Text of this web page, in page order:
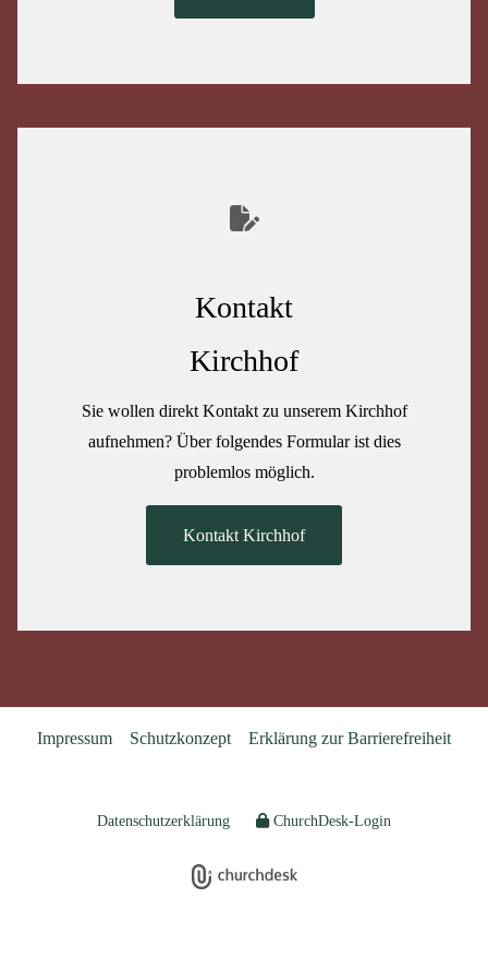
Kontakt
Kirchhof
Sie wollen direkt Kontakt zu unserem Kirchhof
aufnehmen? Über folgendes Formular ist dies
problemlos möglich.
Kontakt Kirchhof
Impressum Schutzkonzept Erklärung zur Barrierefreiheit
Datenschutzerklärung ChurchDesk-Login